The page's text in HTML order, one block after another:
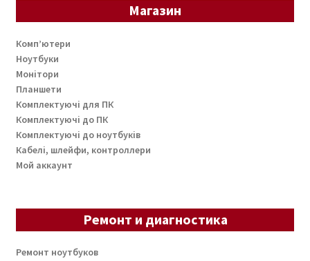
Магазин
Комп’ютери
Ноутбуки
Монітори
Планшети
Комплектуючі для ПК
Комплектуючі до ПК
Комплектуючі до ноутбуків
Кабелі, шлейфи, контроллери
Мой аккаунт
Ремонт и диагностика
Ремонт ноутбуков